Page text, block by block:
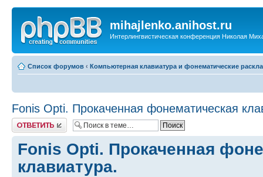
mihajlenko.anihost.ru
Интерлингвистическая конференция Николая
Список форумов ‹ Компьютерная клавиатура и фонематические
Fonis Opti. Прокаченная фонематическая
Ответить
Fonis Opti. Прокаченная
клавиатура.